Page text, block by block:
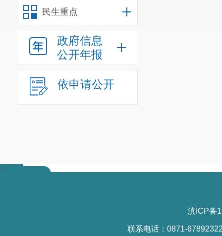
民生重点
政府信息
公开年报
依申请公开
>
滇ICP备
联系电话：0871-